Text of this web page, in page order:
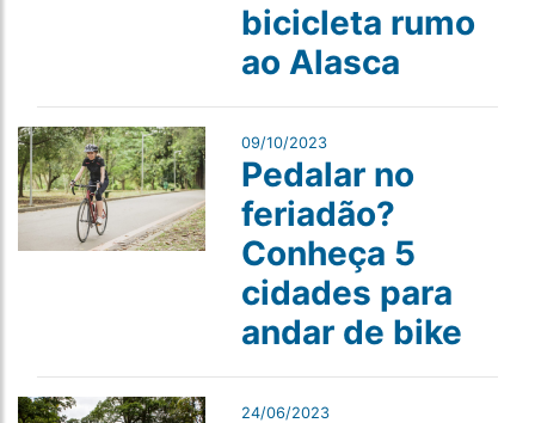
bicicleta rumo
ao Alasca
09/10/2023
Pedalar no
feriadão?
Conheça 5
cidades para
andar de bike
24/06/2023